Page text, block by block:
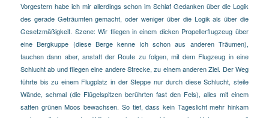
Vorgestern habe ich mir allerdings schon im Schlaf Gedanken über die Logik
des gerade Geträumten gemacht, oder weniger über die Logik als über die
Gesetzmäßigkeit. Szene: Wir fliegen in einem dicken Propellerflugzeug über
eine Bergkuppe (diese Berge kenne ich schon aus anderen Träumen),
tauchen dann aber, anstatt der Route zu folgen, mit dem Flugzeug in eine
Schlucht ab und fliegen eine andere Strecke, zu einem anderen Ziel. Der Weg
führte bis zu einem Flugplatz in der Steppe nur durch diese Schlucht, steile
Wände, schmal (die Flügelspitzen berührten fast den Fels), alles mit einem
satten grünen Moos bewachsen. So tief, dass kein Tageslicht mehr hinkam